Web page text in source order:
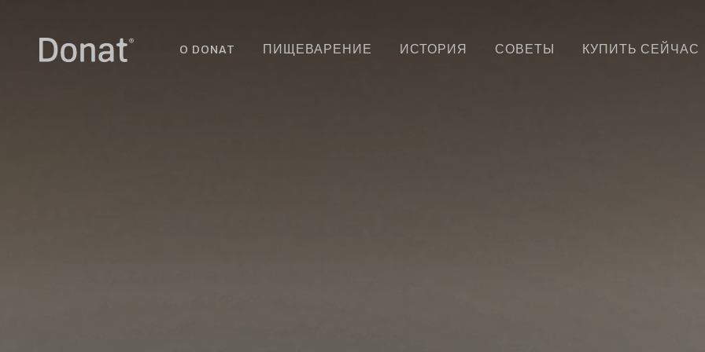
O DONAT ПИЩЕВАРЕНИЕ ИСТОРИЯ СОВЕТЫ КУПИТЬ СЕЙЧАС